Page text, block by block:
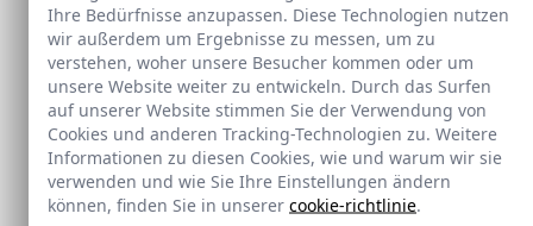
Ihre Bedürfnisse anzupassen. Diese Technologien nutzen
wir außerdem um Ergebnisse zu messen, um zu
verstehen, woher unsere Besucher kommen oder um
unsere Website weiter zu entwickeln. Durch das Surfen
auf unserer Website stimmen Sie der Verwendung von
Cookies und anderen Tracking-Technologien zu. Weitere
Informationen zu diesen Cookies, wie und warum wir sie
verwenden und wie Sie Ihre Einstellungen ändern
können, finden Sie in unserer cookie-richtlinie.